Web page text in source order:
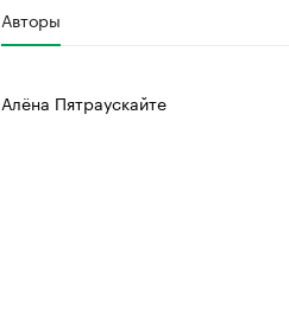
Авторы
Алёна Пятраускайте